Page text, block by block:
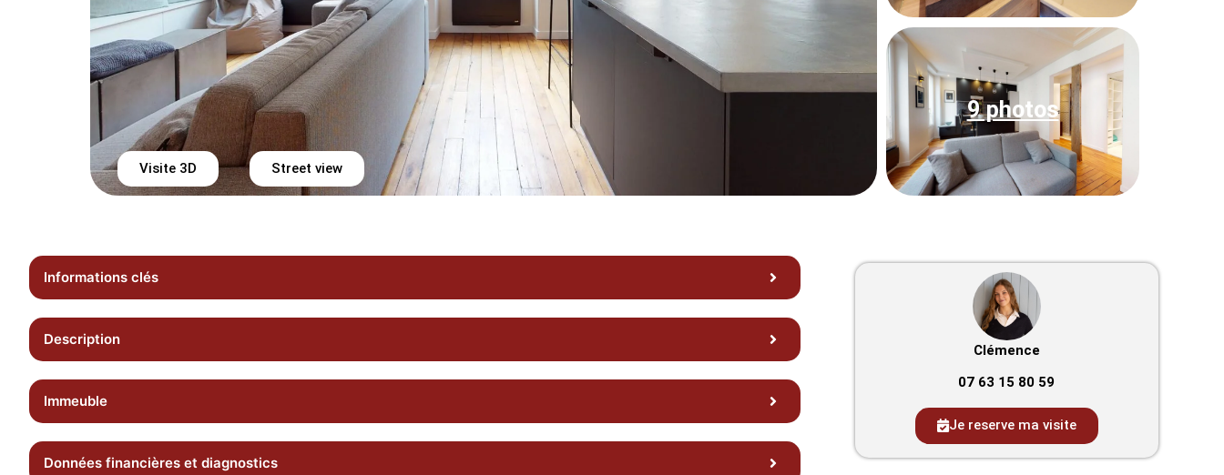
9 photos
Visite 3D Street view
Informations clés
Description
Immeuble
Données financières et diagnostics
Clémence
07 63 15 80 59
Je reserve ma visite